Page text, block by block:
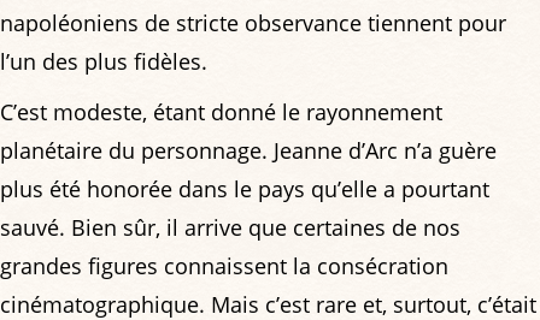
napoléoniens de stricte observance tiennent pour
l’un des plus fidèles.
C’est modeste, étant donné le rayonnement
planétaire du personnage. Jeanne d’Arc n’a guère
plus été honorée dans le pays qu’elle a pourtant
sauvé. Bien sûr, il arrive que certaines de nos
grandes figures connaissent la consécration
cinématographique. Mais c’est rare et, surtout, c’était